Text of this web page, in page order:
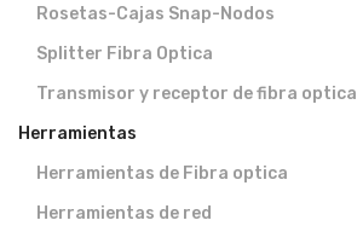
Rosetas-Cajas Snap-Nodos
Splitter Fibra Optica
Transmisor y receptor de fibra optica
Herramientas
Herramientas de Fibra optica
Herramientas de red